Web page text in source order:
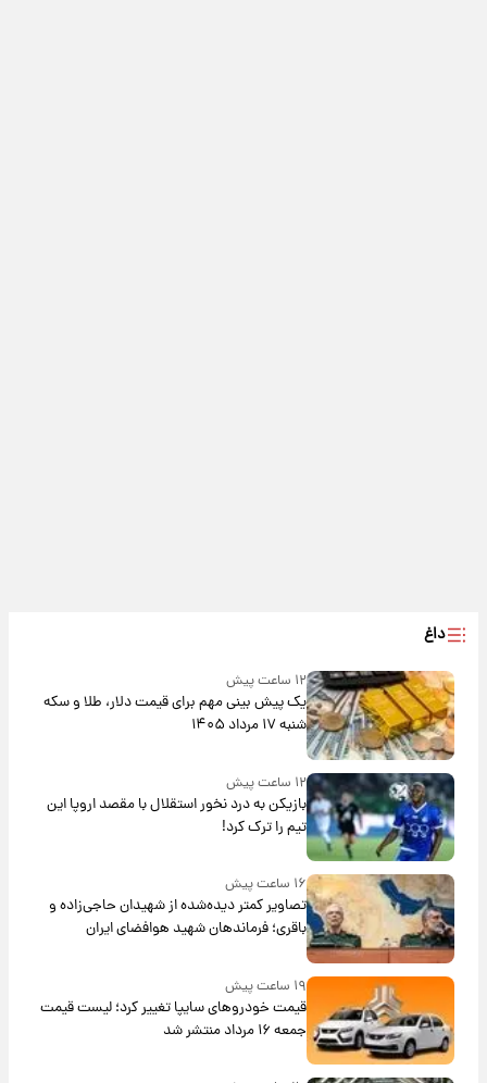
داغ
۱۲ ساعت پیش
یک پیش ‌بینی مهم برای قیمت دلار، طلا و سکه
شنبه ۱۷ مرداد ۱۴۰۵
۱۲ ساعت پیش
بازیکن به درد نخور استقلال با مقصد اروپا این
تیم را ترک کرد!
۱۶ ساعت پیش
تصاویر کمتر دیده‌شده از شهیدان حاجی‌زاده و
باقری؛ فرماندهان شهید هوافضای ایران
۱۹ ساعت پیش
قیمت خودروهای سایپا تغییر کرد؛ لیست قیمت
جمعه ۱۶ مرداد منتشر شد